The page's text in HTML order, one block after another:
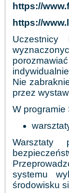
https://
https://
Nie
przez
W programie
Warsztaty
systemu
środowisku